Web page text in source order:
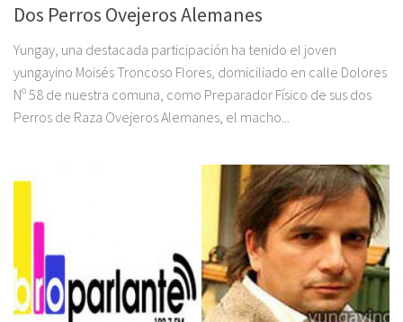
Dos Perros Ovejeros Alemanes
Yungay, una destacada participación ha tenido el joven
yungayino Moisés Troncoso Flores, domiciliado en calle Dolores
Nº 58 de nuestra comuna, como Preparador Físico de sus dos
Perros de Raza Ovejeros Alemanes, el macho...